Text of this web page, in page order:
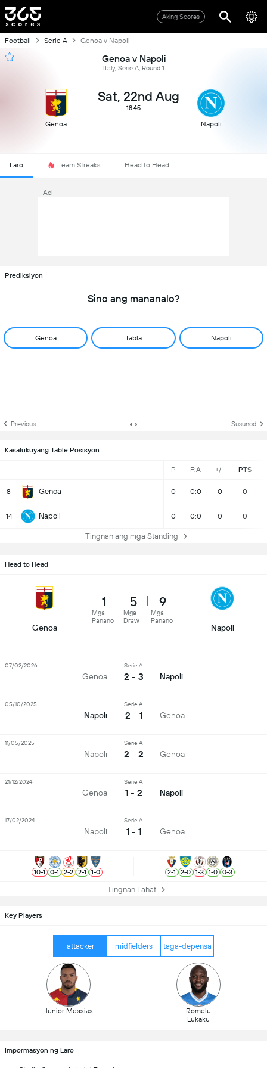
Aking Scores
Football Serie A Genoa v Napoli
Genoa v Napoli
Italy, Serie A, Round 1
Genoa
Sat, 22nd Aug
18:45
Napoli
Laro Team Streaks Head to Head
Ad
Prediksiyon
Sino ang mananalo?
Genoa Tabla Napoli
Previous Susunod
Kasalukuyang Table Posisyon
P F:A +/- PTS
8 Genoa 0 0:0 0 0
14 Napoli 0 0:0 0 0
Tingnan ang mga Standing
Key Players
attacker midfielders taga-depensa
Junior Messias
Romelu
Lukaku
Impormasyon ng Laro
Head to Head
Genoa
1
Mga
Panano
5
Mga
Draw
9
Mga
Panano
Napoli
Genoa
Serie A
2 - 3 Napoli
07/02/2026
Napoli
Serie A
2 - 1 Genoa
05/10/2025
Napoli
Serie A
2 - 2 Genoa
11/05/2025
Genoa
Serie A
1 - 2 Napoli
21/12/2024
Napoli
Serie A
1 - 1 Genoa
17/02/2024
10-1 0-1 2-2 2-1 1-0 2-1 2-0 1-3 1-0 0-3
Tingnan Lahat